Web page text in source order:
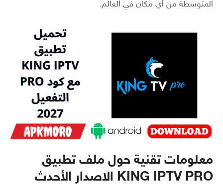
المتوسطة من أي مكان في العالم.
معلومات تقنية حول ملف تطبيق
KING IPTV PRO الاصدار الأحدث